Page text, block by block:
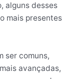
alguns desses
mais presentes
ser comuns,
avançadas,